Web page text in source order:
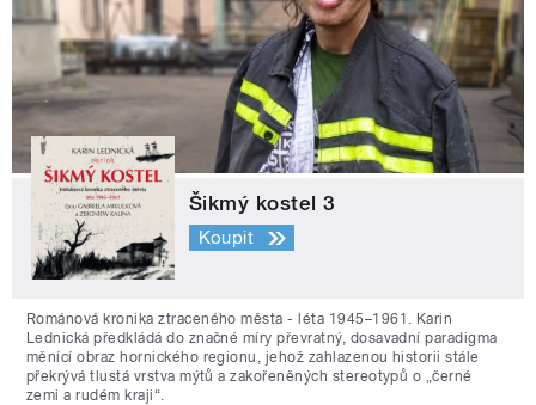
Šikmý kostel 3
Koupit
Románová kronika ztraceného města - léta 1945–1961. Karin
Lednická předkládá do značné míry převratný, dosavadní paradigma
měnící obraz hornického regionu, jehož zahlazenou historii stále
překrývá tlustá vrstva mýtů a zakořeněných stereotypů o „černé
zemi a rudém kraji“.